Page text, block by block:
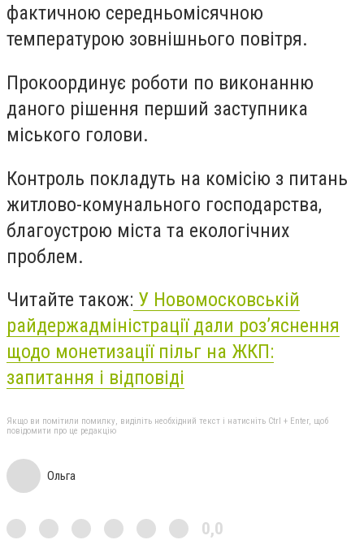
фактичною середньомісячною
температурою зовнішнього повітря.
Прокоординує роботи по виконанню
даного рішення перший заступника
міського голови.
Контроль покладуть на комісію з питань
житлово-комунального господарства,
благоустрою міста та екологічних
проблем.
Читайте також: У Новомосковській
райдержадміністрації дали роз’яснення
щодо монетизації пільг на ЖКП:
запитання і відповіді
Якщо ви помітили помилку, виділіть необхідний текст і натисніть Ctrl + Enter, щоб
повідомити про це редакцію
Ольга
0,0